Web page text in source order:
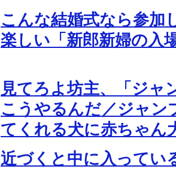
こんな結婚式なら参加
楽しい「新郎新婦の入
見てろよ坊主、「ジャ
こうやるんだ／ジャン
てくれる犬に赤ちゃん
近づくと中に入ってい